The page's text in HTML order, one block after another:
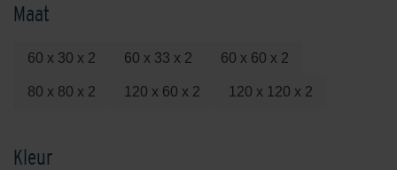
Maat
60 x 30 x 2 60 x 33 x 2 60 x 60 x 2
80 x 80 x 2 120 x 60 x 2 120 x 120 x 2
Kleur